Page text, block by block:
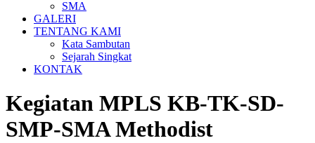
SMA
GALERI
TENTANG KAMI
Kata Sambutan
Sejarah Singkat
KONTAK
Kegiatan MPLS KB-TK-SD-
SMP-SMA Methodist